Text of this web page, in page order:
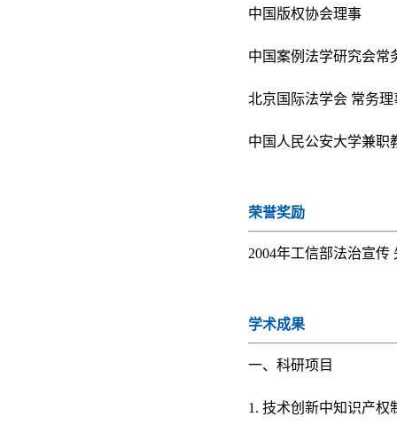
中国版权协会理事
中国案例法学研究会常
北京国际法学会 常务理
中国人民公安大学兼职
荣誉奖励
2004年工信部法治宣传
学术成果
一、科研项目
1. 技术创新中知识产权